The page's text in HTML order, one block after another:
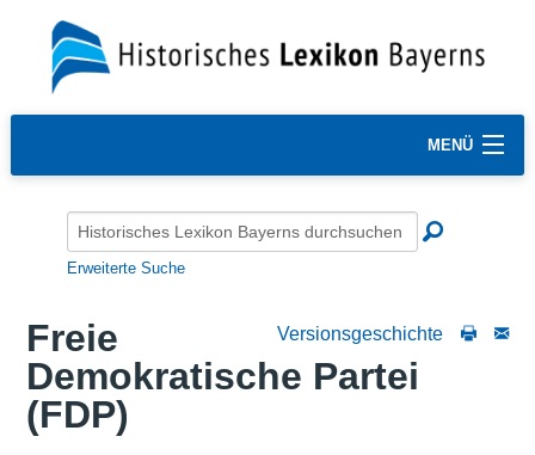
MENÜ
Erweiterte Suche
Versionsgeschichte
Freie
Demokratische Partei
(FDP)